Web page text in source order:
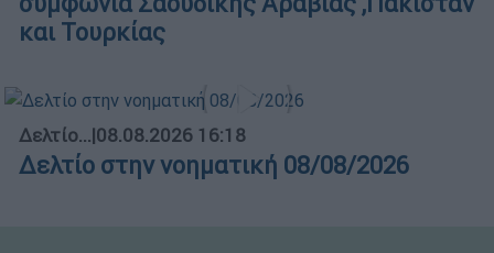
και Τουρκίας
Δελτίο...|08.08.2026 16:18
Δελτίο στην νοηματική 08/08/2026